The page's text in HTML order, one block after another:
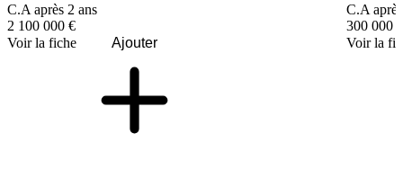
C.A après 2 ans
2 100 000 €
Voir la fiche
Ajouter
C.A
300 000 €
Voir la